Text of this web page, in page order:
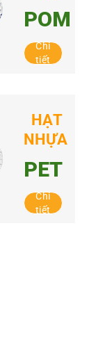
POM
Chi
tiết
HẠT
NHỰA
PET
Chi
tiết